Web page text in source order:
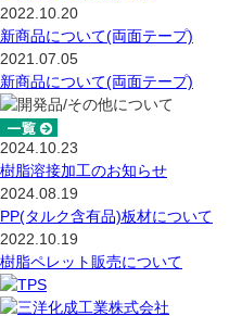
2022.10.20
新商品について(両面テープ)
2021.07.05
新商品について(両面テープ)
2024.10.23
樹脂溶接加工のお知らせ
2024.08.19
PP(タルク含有品)板材について
2022.10.19
樹脂ペレット販売について